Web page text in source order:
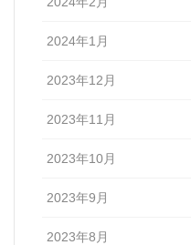
2024年1月
2023年12月
2023年11月
2023年10月
2023年9月
2023年8月